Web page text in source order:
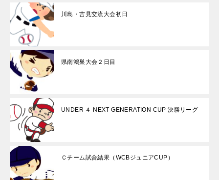
川島・吉見交流大会初日
県南鴻巣大会２日目
UNDER ４ NEXT GENERATION CUP 決勝リーグ
Ｃチーム試合結果（WCBジュニアCUP）